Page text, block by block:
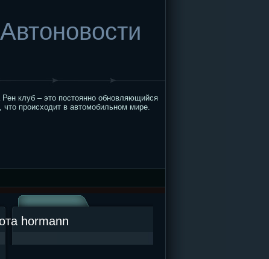
Автоновости
клуб – это постоянно обновляющийся
происходит в автомобильном мире.
hormann